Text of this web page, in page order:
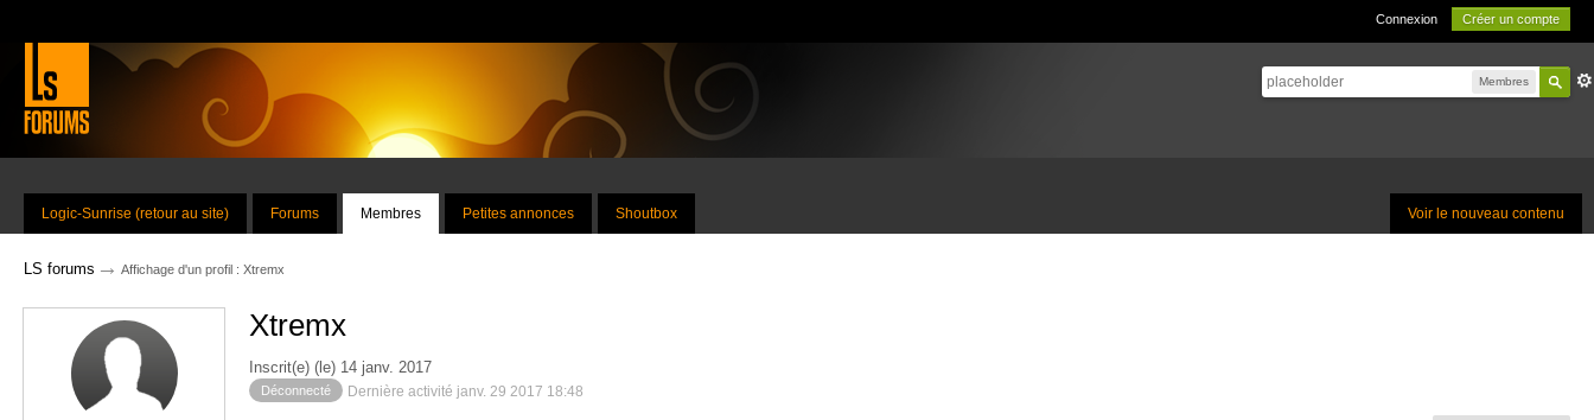
Connexion Créer un compte
Membres
Voir le nouveau contenu
Logic-Sunrise (retour au site) Forums Membres Petites annonces Shoutbox
LS forums → Affichage d'un profil : Xtremx
Xtremx
Inscrit(e) (le) 14 janv. 2017
Déconnecté Dernière activité janv. 29 2017 18:48